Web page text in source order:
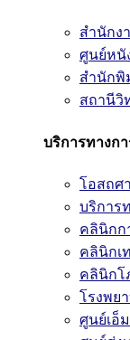
สำนักง
ศูนย์หนั
สำนักพิ
สถานีวิ
บริการทางก
โอสถศ
บริการ
คลินิกก
คลินิกเ
คลินิกโ
โรงพย
ศูนย์เอ็